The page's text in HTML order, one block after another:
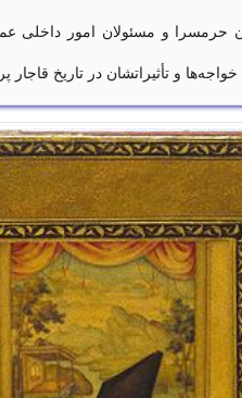
حرمسرا و مسئولان امور داخلی
و تأثیراتشان در تاریخ قاجار